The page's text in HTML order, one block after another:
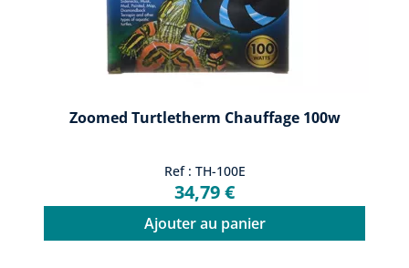
Zoomed Turtletherm Chauffage 100w
Ref : TH-100E
34,79 €
Ajouter au panier